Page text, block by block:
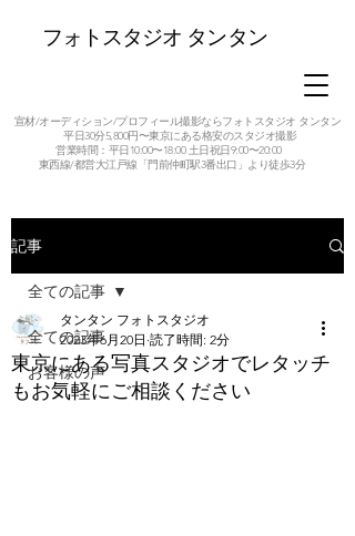
フォトスタジオ タンタン
宣材/オーディション/プロフィール撮影ならフォトスタジオ タンタン
平日30分5,800円〜東京にある格安のスタジオ撮影
営業時間：平日10:00〜18:00 土日祝日9:00〜20:00
東西線/都営大江戸線「門前仲町駅3番出口」より徒歩3分
記事
全ての記事
お客様の声
全ての記事
東京にある写真スタジオでレタッチ
もお気軽にご相談ください
タンタン フォトスタジオ
2023年6月20日 読了時間: 2分